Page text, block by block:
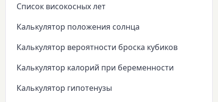
Список високосных лет
Калькулятор положения солнца
Калькулятор вероятности броска кубиков
Калькулятор калорий при беременности
Калькулятор гипотенузы